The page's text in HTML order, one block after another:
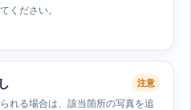
ください。
注意
れる場合は、該当箇所の写真を追